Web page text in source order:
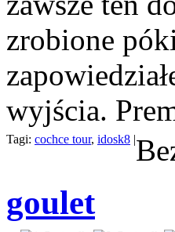
zrobione
wyjścia.
Tagi: cochce tour, idosk8 |
goulet